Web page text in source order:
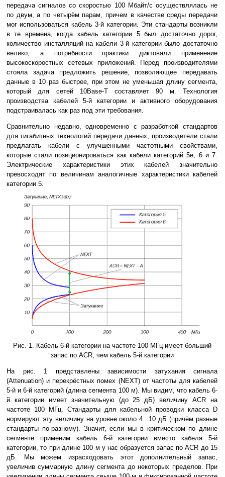
передача сигналов со скоростью 100 Мбайт/с осуществлялась не
по двум, а по четырём парам, причем в качестве среды передачи
мог использоваться кабель 3-й категории. Эти стандарты возникли
в те времена, когда кабель категории 5 был достаточно дорог,
количество инсталляций на кабели 3-й категории было достаточно
велико, а потребности практики диктовали применение
высокоскоростных сетевых приложений. Перед производителями
стояла задача предложить решение, позволяющее передавать
данные в 10 раз быстрее, при этом не уменьшая длину сегмента,
который для сетей 10Base-T составляет 90 м. Технология
производства кабелей 5-й категории и активного оборудования
подстраивалась как раз под эти требования.
Сравнительно недавно, одновременно с разработкой стандартов
для гигабитных технологий передачи данных, производители стали
предлагать кабели с улучшенными частотными свойствами,
которые стали позиционироваться как кабели категорий 5e, 6 и 7.
Электрические характеристики этих кабелей значительно
превосходят по величинам аналогичные характеристики кабелей
категории 5.
Рис. 1. Кабель 6-й категории на частоте 100 МГц имеет больший
запас по ACR, чем кабель 5-й категории
На рис. 1 представлены зависимости затухания сигнала
(Attenuation) и перекрёстных помех (NEXT) от частоты для кабелей
5-й и 6-й категорий (длина сегмента 100 м). Мы видим, что кабель 6-
й категории имеет значительную (до 25 дБ) величину ACR на
частоте 100 МГц. Стандарты для кабельной проводки класса D
нормируют эту величину на уровне около 4...10 дБ (причём разные
стандарты по-разному). Значит, если мы в критическом по длине
сегменте применим кабель 6-й категории вместо кабеля 5-й
категории, то при длине 100 м у нас образуется запас по ACR до 15
дБ. Мы можем израсходовать этот дополнительный запас,
увеличив суммарную длину сегмента до некоторых пределов. При